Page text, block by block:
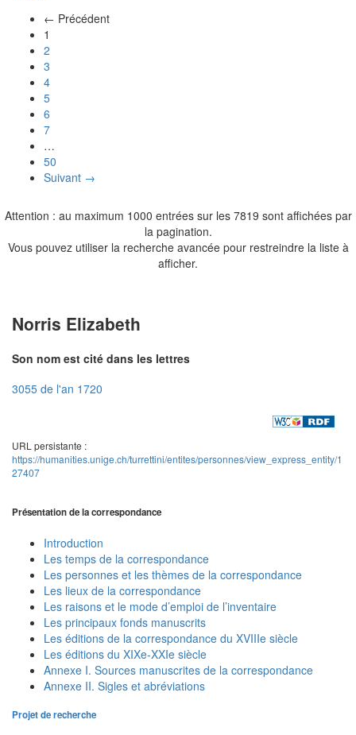
← Précédent
1
2
3
4
5
6
7
…
50
Suivant →
Attention : au maximum 1000 entrées sur les 7819 sont affichées par
la pagination.
Vous pouvez utiliser la recherche avancée pour restreindre la liste à
afficher.
Norris Elizabeth
Son nom est cité dans les lettres
3055 de l'an 1720
URL persistante :
https://humanities.unige.ch/turrettini/entites/personnes/view_express_entity/1
27407
Présentation de la correspondance
Introduction
Les temps de la correspondance
Les personnes et les thèmes de la correspondance
Les lieux de la correspondance
Les raisons et le mode d’emploi de l’inventaire
Les principaux fonds manuscrits
Les éditions de la correspondance du XVIIIe siècle
Les éditions du XIXe-XXIe siècle
Annexe I. Sources manuscrites de la correspondance
Annexe II. Sigles et abréviations
Projet de recherche